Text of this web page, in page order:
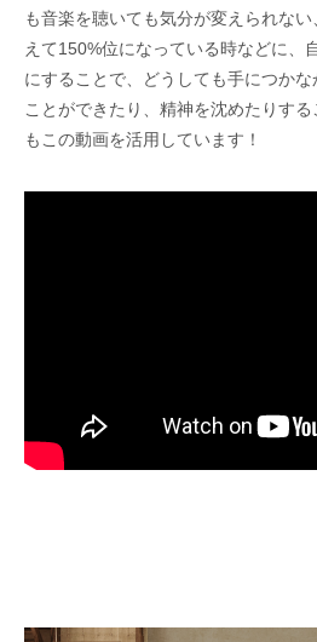
も音楽を聴いても気分が変えられな
えて150%位になっている時などに、
にすることで、どうしても手につか
ことができたり、精神を沈めたりす
もこの動画を活用しています！